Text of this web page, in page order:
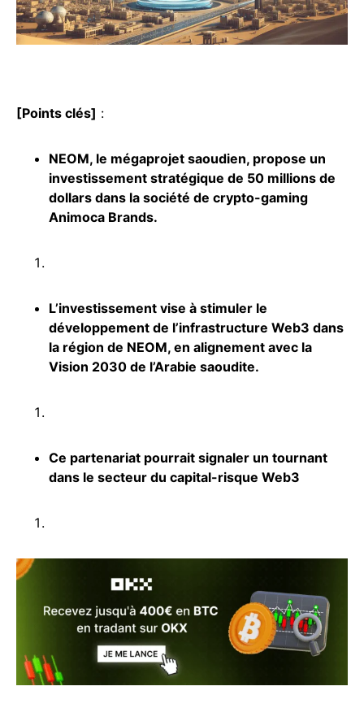
[Points clés] :
NEOM, le mégaprojet saoudien, propose un
investissement stratégique de 50 millions de
dollars dans la société de crypto-gaming
Animoca Brands.
L’investissement vise à stimuler le
développement de l’infrastructure Web3 dans
la région de NEOM, en alignement avec la
Vision 2030 de l’Arabie saoudite.
Ce partenariat pourrait signaler un tournant
dans le secteur du capital-risque Web3